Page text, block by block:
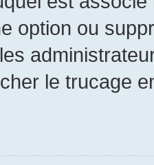
option ou
le trucage